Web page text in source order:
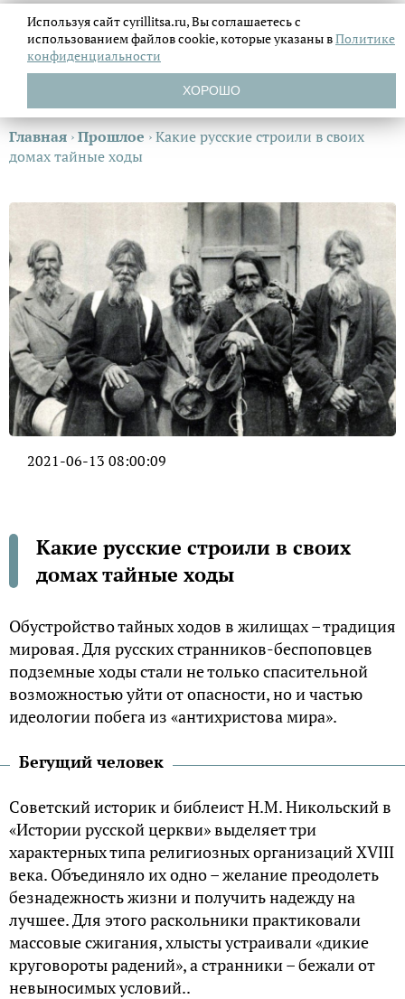
Главная ›Прошлое ›Какие русские строили в своих
домах тайные ходы
2021-06-13 08:00:09
Какие русские строили в своих
домах тайные ходы
Обустройство тайных ходов в жилищах – традиция
мировая. Для русских странников-беспоповцев
подземные ходы стали не только спасительной
возможностью уйти от опасности, но и частью
идеологии побега из «антихристова мира».
Бегущий человек
Советский историк и библеист Н.М. Никольский в
«Истории русской церкви» выделяет три
характерных типа религиозных организаций XVIII
века. Объединяло их одно – желание преодолеть
безнадежность жизни и получить надежду на
лучшее. Для этого раскольники практиковали
массовые сжигания, хлысты устраивали «дикие
круговороты радений», а странники – бежали от
невыносимых условий..
Используя сайт cyrillitsa.ru, Вы соглашаетесь с
использованием файловcookie, которые указаны вПолитике
конфиденциальности
ХОРОШО